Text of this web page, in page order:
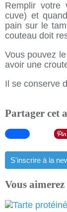
Remplir votre
cuve) et
pain sur le
couteau doit
Vous pouvez
avoir une
Il se conserve
Partager cet
S'inscrire à la
Vous aimerez